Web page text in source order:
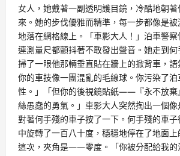
女人，她戴著一副透明護目鏡，冷酷地朝
來。她的步伐優雅而精準，每一步都像是
地落在網格線上。「車影大人！」泊車警察
連測量尺都顫抖著不敢發出聲音。她走到
掃了一眼他那輛垂直貼在牆上的掀背車，語
你的車技像一團混亂的毛線球。你污染了
性。」「但你的後視鏡貼紙——『永不放棄
絲愚蠢的勇氣。」車影大人突然掏出一個像
對著何手殘的車子按了一下。何手殘的車
中旋轉了一百八十度，穩穩地停在了地面上
這次，夾角是——零度。「你被分配給我的